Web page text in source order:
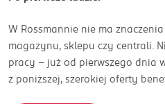
W Rossmannie nie ma
magazynu, sklepu czy centrali.
pracy – już od pierwszego dnia
z poniższej, szerokiej oferty